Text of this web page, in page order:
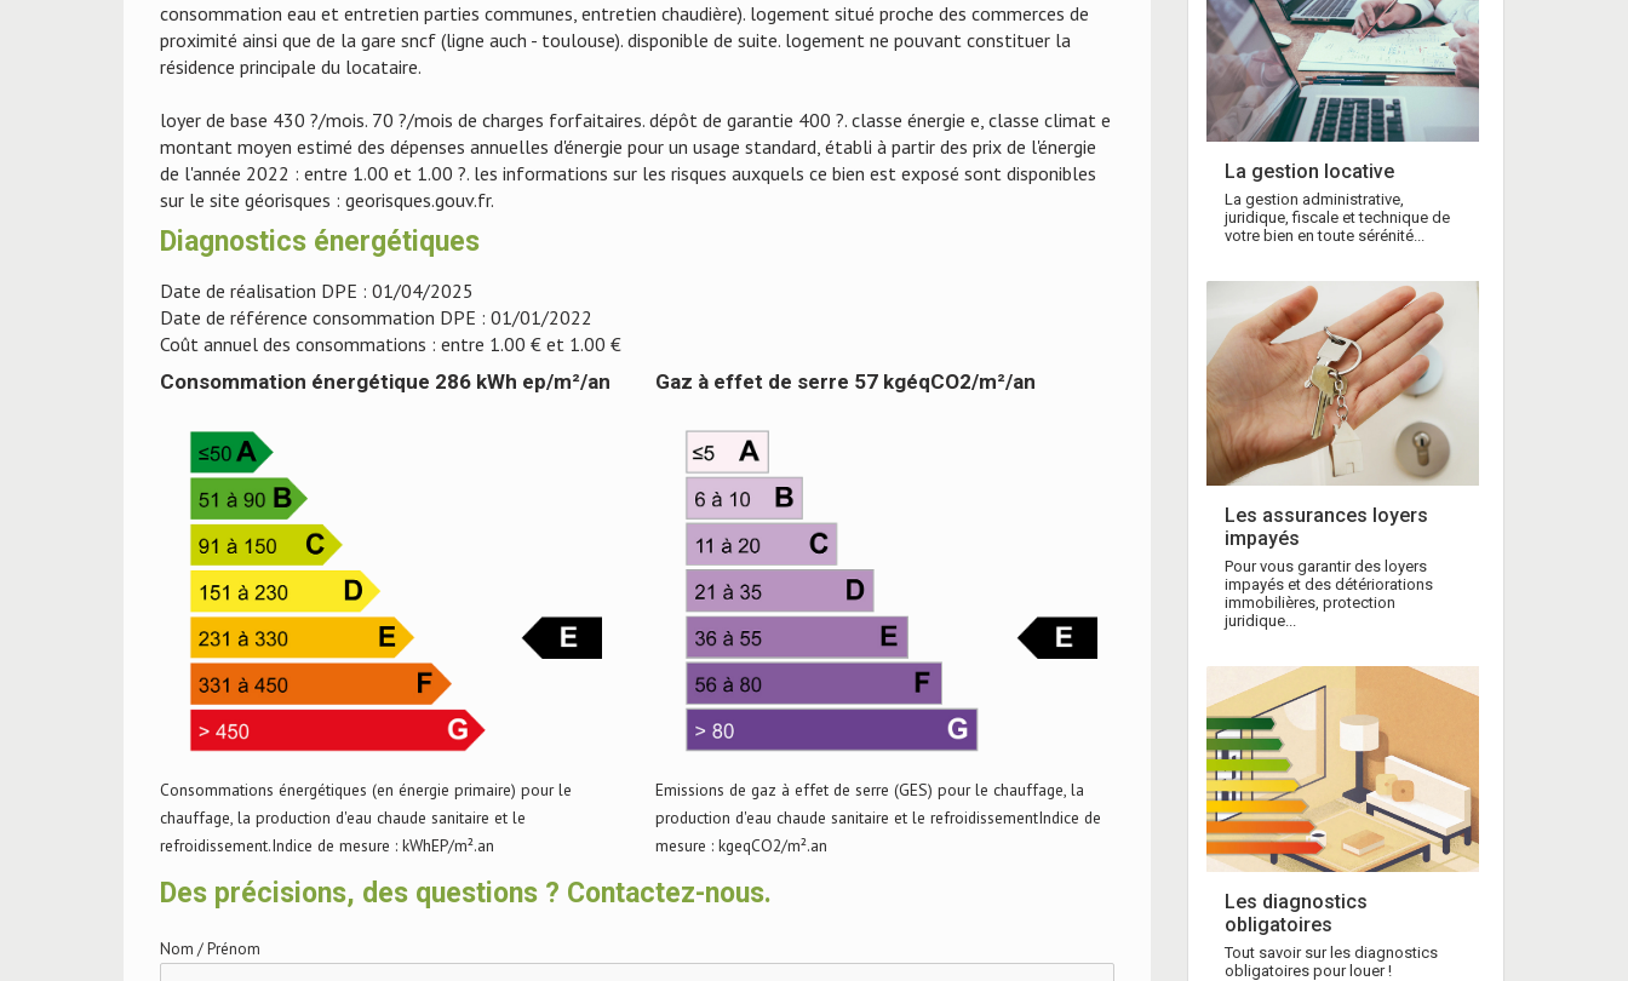
consommation eau et entretien parties communes, entretien chaudière). logement situé proche des commerces de
proximité ainsi que de la gare sncf (ligne auch - toulouse). disponible de suite. logement ne pouvant constituer la
résidence principale du locataire.
loyer de base 430 ?/mois. 70 ?/mois de charges forfaitaires. dépôt de garantie 400 ?. classe énergie e, classe climat e
montant moyen estimé des dépenses annuelles d'énergie pour un usage standard, établi à partir des prix de l'énergie
de l'année 2022 : entre 1.00 et 1.00 ?. les informations sur les risques auxquels ce bien est exposé sont disponibles
sur le site géorisques : georisques.gouv.fr.
Diagnostics énergétiques
Date de réalisation DPE : 01/04/2025
Date de référence consommation DPE : 01/01/2022
Coût annuel des consommations : entre 1.00 € et 1.00 €
Consommation énergétique 286 kWh ep/m²/an
Consommations énergétiques (en énergie primaire) pour le
chauffage, la production d'eau chaude sanitaire et le
refroidissement.Indice de mesure : kWhEP/m².an
Gaz à effet de serre 57 kgéqCO2/m²/an
Emissions de gaz à effet de serre (GES) pour le chauffage, la
production d'eau chaude sanitaire et le refroidissementIndice de
mesure : kgeqCO2/m².an
Des précisions, des questions ? Contactez-nous.
Nom / Prénom
La gestion locative
La gestion administrative,
juridique, fiscale et technique de
votre bien en toute sérénité...
Les assurances loyers
impayés
Pour vous garantir des loyers
impayés et des détériorations
immobilières, protection
juridique...
Les diagnostics
obligatoires
Tout savoir sur les diagnostics
obligatoires pour louer !